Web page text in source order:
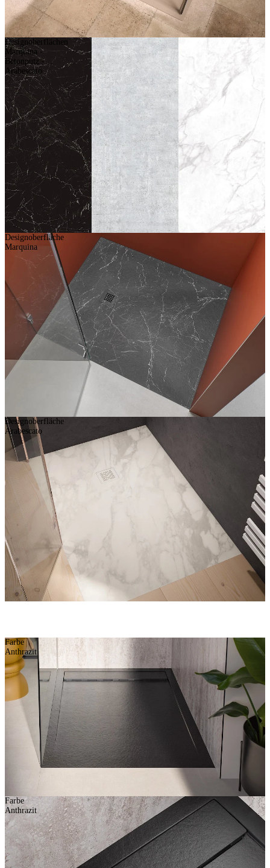
Designoberflächen
Marquina -
Betonputz -
Arabescato
Designoberfläche
Marquina
Designoberfläche
Arabescato
Farbe
Anthrazit
Farbe
Anthrazit